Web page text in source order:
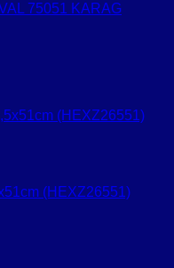
75051 KARAG
(HEXZ26551)